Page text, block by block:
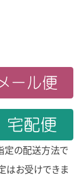
定の配送方法で
はお受けできま